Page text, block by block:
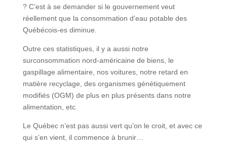
? C’est à se demander si le gouvernement veut
réellement que la consommation d’eau potable des
Québécois-es diminue.
Outre ces statistiques, il y a aussi notre
surconsommation nord-américaine de biens, le
gaspillage alimentaire, nos voitures, notre retard en
matière recyclage, des organismes génétiquement
modifiés (OGM) de plus en plus présents dans notre
alimentation, etc.
Le Québec n’est pas aussi vert qu’on le croit, et avec ce
qui s’en vient, il commence à brunir…